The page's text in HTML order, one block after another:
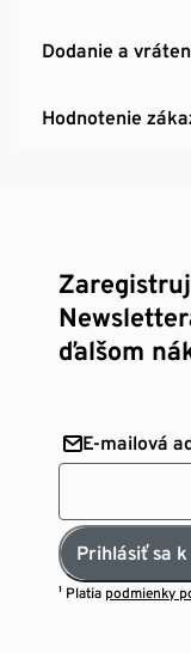
Dodanie a
Hodnotenie
ďalšom
E-mailová
Prihlásiť sa
¹ Platia podmienky